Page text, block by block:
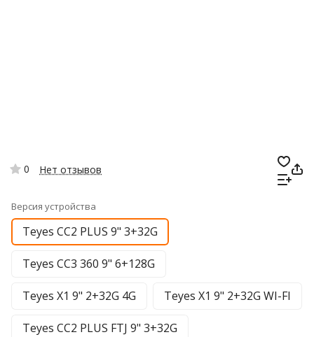
0 Нет отзывов
Версия устройства
Teyes CC2 PLUS 9" 3+32G
Teyes CC3 360 9" 6+128G
Teyes X1 9" 2+32G 4G Teyes X1 9" 2+32G WI-FI
Teyes CC2 PLUS FTJ 9" 3+32G